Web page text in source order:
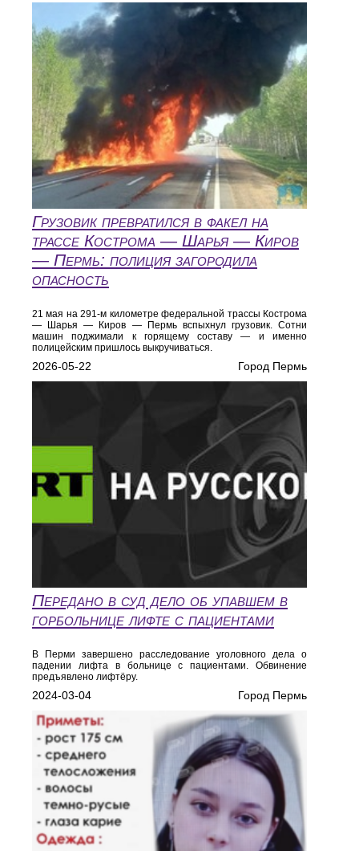
Грузовик превратился в факел на
трассе Кострома — Шарья — Киров
— Пермь: полиция загородила
опасность
21 мая на 291-м километре федеральной трассы Кострома
— Шарья — Киров — Пермь вспыхнул грузовик. Сотни
машин поджимали к горящему составу — и именно
полицейским пришлось выкручиваться.
2026-05-22 Город Пермь
Передано в суд дело об упавшем в
горбольнице лифте с пациентами
В Перми завершено расследование уголовного дела о
падении лифта в больнице с пациентами. Обвинение
предъявлено лифтёру.
2024-03-04 Город Пермь